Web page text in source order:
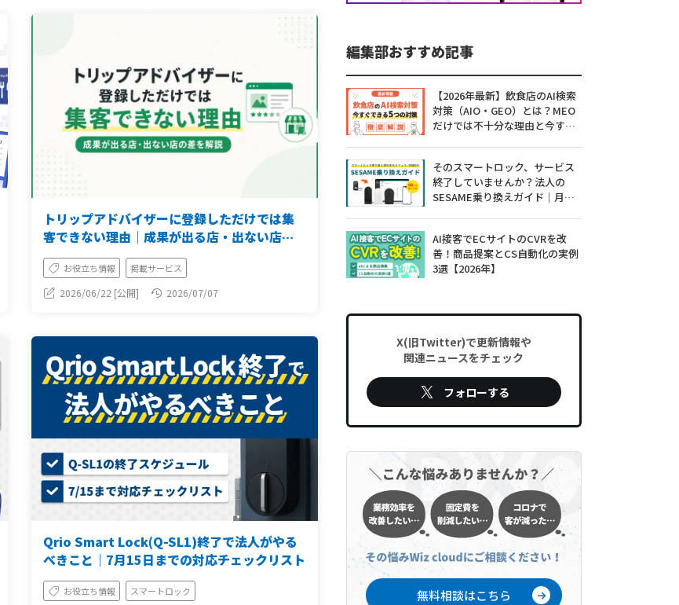
トリップアドバイザーに登録しただけでは集
客できない理由｜成果が出る店・出ない店の
差を解説
お役立ち情報 掲載サービス
2026/06/22 [公開] 2026/07/07
Qrio Smart Lock(Q-SL1)終了で法人がやる
べきこと｜7月15日までの対応チェックリスト
お役立ち情報 スマートロック
編集部おすすめ記事
【2026年最新】飲食店のAI検索
対策（AIO・GEO）とは？MEO
だけでは不十分な理由と今すぐ
そのスマートロック、サービス
終了していませんか？法人の
SESAME乗り換えガイド｜月額0
AI接客でECサイトのCVRを改
善！商品提案とCS自動化の実例
3選【2026年】
X(旧Twitter)で更新情報や
関連ニュースをチェック
フォローする
無料相談はこちら